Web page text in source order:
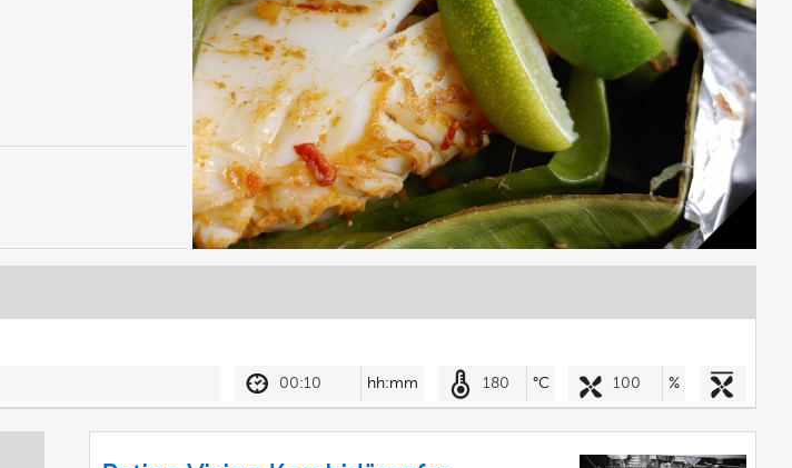
00:10 hh:mm 180 °C 100 %